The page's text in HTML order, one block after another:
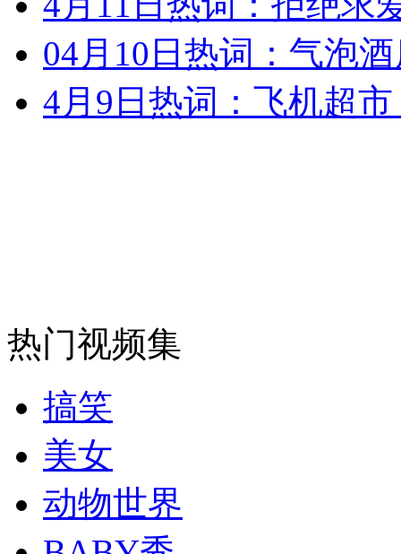
安徽一实载49人客车翻车
04月10日热词：气泡
4月9日热词：飞机超
热门视频集
搞笑
美女
动物世界